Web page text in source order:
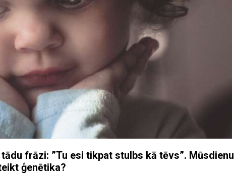
frāzi: ”Tu esi tikpat stulbs kā tēvs”. Mūsdienu
ģenētika?